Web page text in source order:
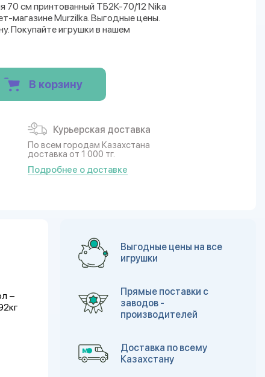
70 см принтованный ТБ2К-70/12 Nika
магазине Murzilka. Выгодные цены.
Покупайте игрушки в нашем
В корзину
Курьерская доставка
По всем городам Казахстана
доставка от 1 000 тг.
Подробнее о доставке
–
Выгодные цены на все
игрушки
Прямые поставки с
заводов -
производителей
Доставка по всему
Казахстану